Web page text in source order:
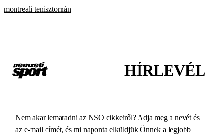
montreali tenisztornán
HÍRLEVÉL
Nem akar lemaradni az NSO cikkeiről? Adja meg a nevét és
az e-mail címét, és mi naponta elküldjük Önnek a legjobb